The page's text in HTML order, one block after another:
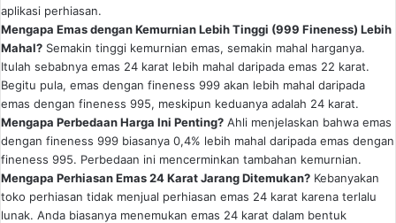
aplikasi perhiasan.
Mengapa Emas dengan Kemurnian Lebih Tinggi (999 Fineness) Lebih
Mahal? Semakin tinggi kemurnian emas, semakin mahal harganya.
Itulah sebabnya emas 24 karat lebih mahal daripada emas 22 karat.
Begitu pula, emas dengan fineness 999 akan lebih mahal daripada
emas dengan fineness 995, meskipun keduanya adalah 24 karat.
Mengapa Perbedaan Harga Ini Penting? Ahli menjelaskan bahwa emas
dengan fineness 999 biasanya 0,4% lebih mahal daripada emas dengan
fineness 995. Perbedaan ini mencerminkan tambahan kemurnian.
Mengapa Perhiasan Emas 24 Karat Jarang Ditemukan? Kebanyakan
toko perhiasan tidak menjual perhiasan emas 24 karat karena terlalu
lunak. Anda biasanya menemukan emas 24 karat dalam bentuk